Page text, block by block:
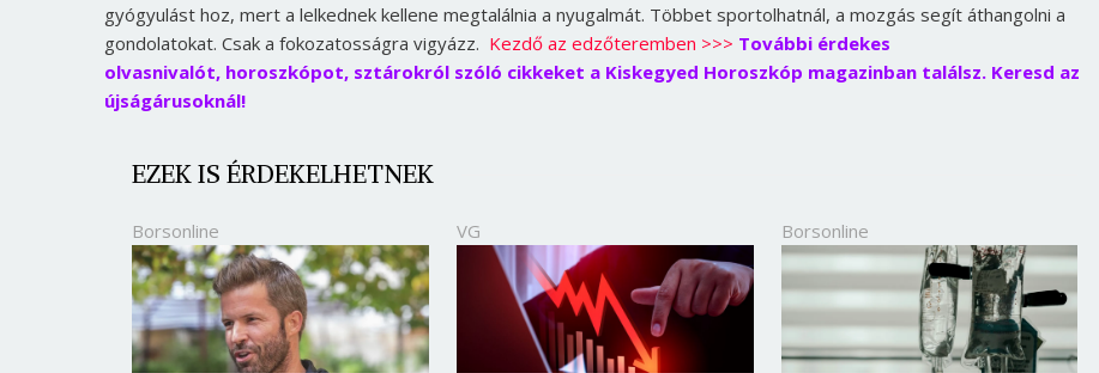
gyógyulást hoz, mert a lelkednek kellene megtalálnia a nyugalmát. Többet sportolhatnál, a mozgás segít áthangolni a
gondolatokat. Csak a fokozatosságra vigyázz. Kezdő az edzőteremben >>> További érdekes
olvasnivalót, horoszkópot, sztárokról szóló cikkeket a Kiskegyed Horoszkóp magazinban találsz. Keresd az
újságárusoknál!
EZEK IS ÉRDEKELHETNEK
Borsonline VG Borsonline
Jelszó